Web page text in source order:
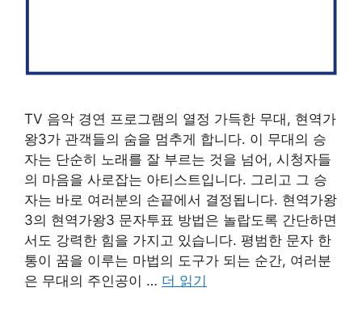
TV 음악 경연 프로그램의 열정 가득한 무대, 현역가
왕3가 관객들의 숨을 멈추게 합니다. 이 무대의 승
자는 단순히 노래를 잘 부르는 것을 넘어, 시청자들
의 마음을 사로잡는 아티스트입니다. 그리고 그 승
자는 바로 여러분의 손끝에서 결정됩니다. 현역가왕
3의 현역가왕3 문자투표 방법은 놀랍도록 간단하면
서도 강력한 힘을 가지고 있습니다. 평범한 문자 한
통이 꿈을 이루는 마법의 도구가 되는 순간, 여러분
은 무대의 주인공이 … 더 읽기